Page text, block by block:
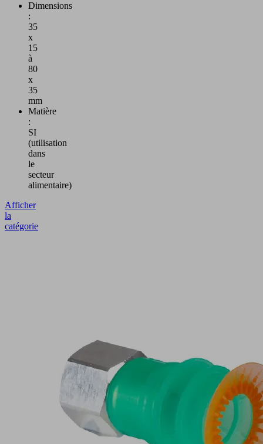
Dimensions
:
35
x
15
à
80
x
35
mm
Matière
:
SI
(utilisation
dans
le
secteur
alimentaire)
Afficher
la
catégorie